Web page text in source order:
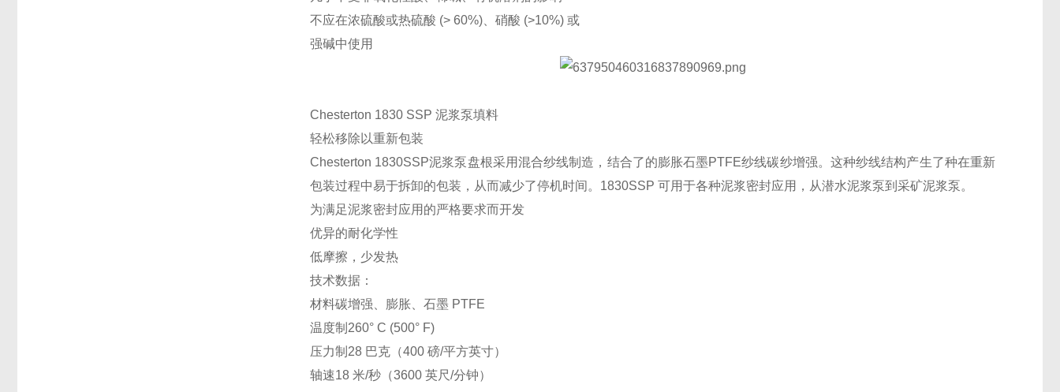
不应在浓硫酸或热硫酸 (> 60%)、硝酸 (>10%) 或
强碱中使用
Chesterton 1830 SSP 泥浆泵填料
轻松移除以重新包装
Chesterton 1830SSP泥浆泵盘根采用混合纱线制造，结合了的膨胀石墨PTFE纱线碳纱增强。这种纱线结构产生了种在重新
包装过程中易于拆卸的包装，从而减少了停机时间。1830SSP 可用于各种泥浆密封应用，从潜水泥浆泵到采矿泥浆泵。
为满足泥浆密封应用的严格要求而开发
优异的耐化学性
低摩擦，少发热
技术数据：
材料碳增强、膨胀、石墨 PTFE
温度制 260° C (500° F)
压力制 28 巴克（400 磅/平方英寸）
轴速18 米/秒（3600 英尺/分钟）